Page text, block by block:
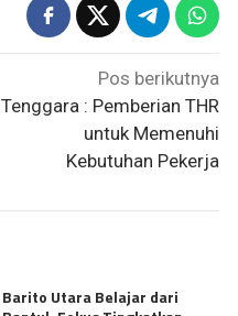
Pos berikutnya
Tenggara : Pemberian THR
untuk Memenuhi
Kebutuhan Pekerja
Barito Utara Belajar dari